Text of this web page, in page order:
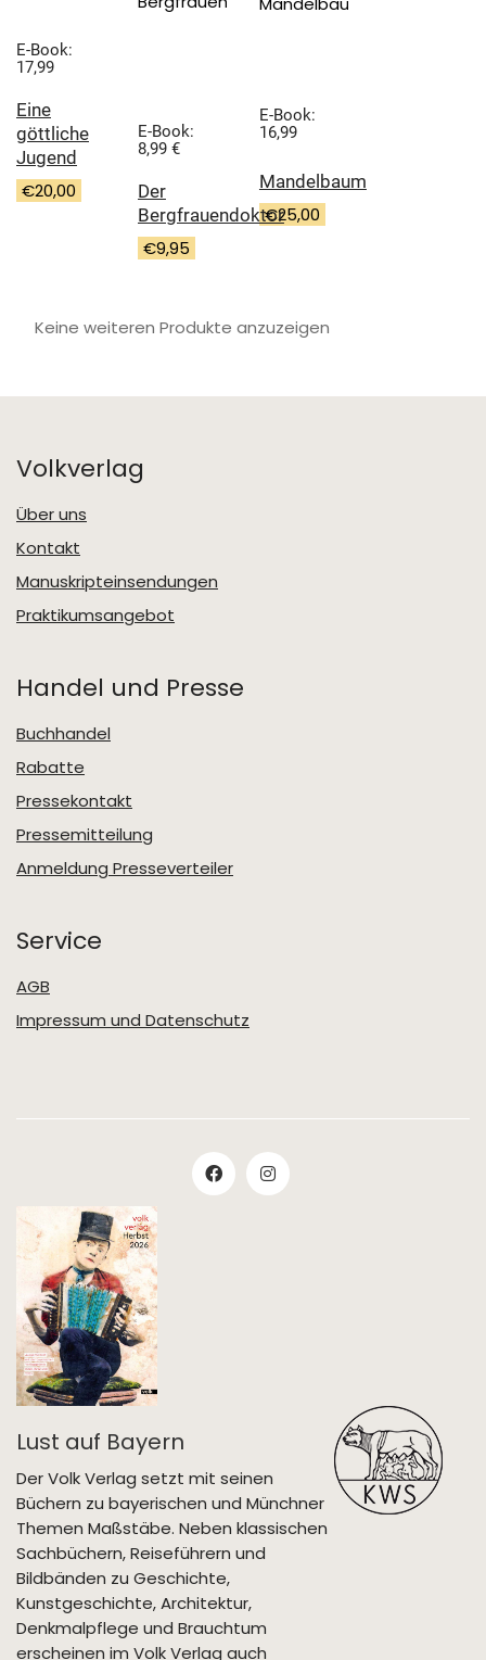
E-Book:
17,99
Eine
göttliche
Jugend
€20,00
E-Book:
16,99
Mandelbaum
€25,00
E-Book:
8,99 €
Der
Bergfrauendoktor
€9,95
Keine weiteren Produkte anzuzeigen
Volkverlag
Über uns
Kontakt
Manuskripteinsendungen
Praktikumsangebot
Handel und Presse
Buchhandel
Rabatte
Pressekontakt
Pressemitteilung
Anmeldung Presseverteiler
Service
AGB
Impressum und Datenschutz
Lust auf Bayern
Der Volk Verlag setzt mit seinen
Büchern zu bayerischen und Münchner
Themen Maßstäbe. Neben klassischen
Sachbüchern, Reiseführern und
Bildbänden zu Geschichte,
Kunstgeschichte, Architektur,
Denkmalpflege und Brauchtum
erscheinen im Volk Verlag auch